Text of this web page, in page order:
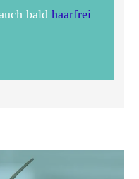
bald haarfrei